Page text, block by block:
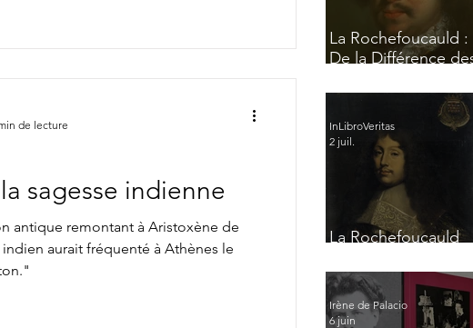
sagesse indienne
antique remontant à Aristoxène de
indien aurait fréquenté à Athènes le
de lecture
La Rochefoucauld :
De la Différence
La Rochefoucauld
InLibroVeritas
2 juil.
Irène de Palacio
6 juin